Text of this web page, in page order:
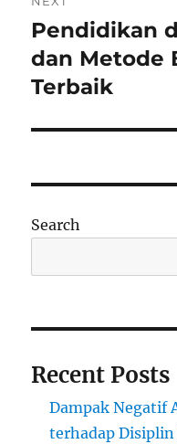
Next
post:
Pendidikan
dan Metode
Terbaik
Search
Recent Posts
Dampak Negatif
terhadap Disiplin